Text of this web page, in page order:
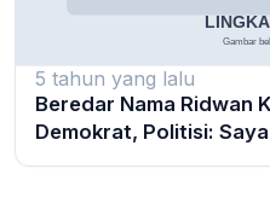
5 tahun yang lalu
Beredar Nama Ridwan
Demokrat, Politisi: